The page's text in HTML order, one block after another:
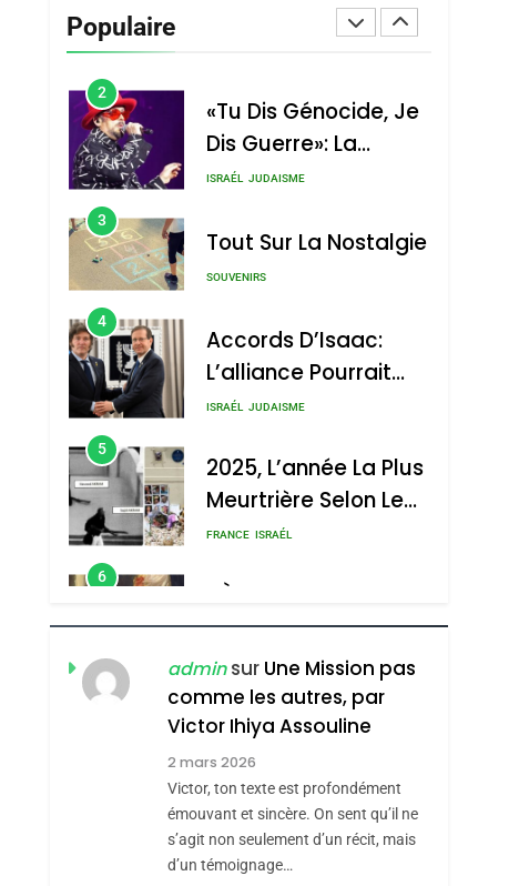
Populaire
Vanessa De Loya
2
«Tu Dis Génocide, Je
Dis Guerre»: La
Nouvelle Chanson De
ISRAÉL JUDAISME
3
Tout Sur La Nostalgie
SOUVENIRS
4
Accords D’Isaac:
L’alliance Pourrait
S’étendre À 13 Pays
ISRAÉL JUDAISME
5
2025, L’année La Plus
Meurtrière Selon Le
Rapport D’ADL
FRANCE ISRAÉL
6
FIÈRE, DIGNE ET
RÉSILIENTE :
POURQUOI JE
REVENDIQUE MA
JUDAÏTE Par Thérèse
Zrihen-Dvir
ISRAÉL JUDAISME
CE QUI NOUS
MANQUE – Jacques
Hadida
JUDAISME
Maroc : Les Amandes
adminsur Une Mission pas
comme les autres, par
Victor Ihiya Assouline
2 mars 2026
Victor, ton texte est profondément
émouvant et sincère. On sent qu’il ne
s’agit non seulement d’un récit, mais
d’un témoignage…